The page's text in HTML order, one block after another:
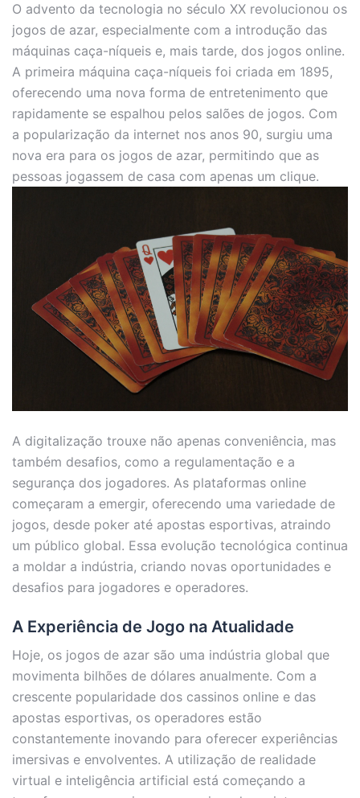
O advento da tecnologia no século XX revolucionou os
jogos de azar, especialmente com a introdução das
máquinas caça-níqueis e, mais tarde, dos jogos online.
A primeira máquina caça-níqueis foi criada em 1895,
oferecendo uma nova forma de entretenimento que
rapidamente se espalhou pelos salões de jogos. Com
a popularização da internet nos anos 90, surgiu uma
nova era para os jogos de azar, permitindo que as
pessoas jogassem de casa com apenas um clique.
A digitalização trouxe não apenas conveniência, mas
também desafios, como a regulamentação e a
segurança dos jogadores. As plataformas online
começaram a emergir, oferecendo uma variedade de
jogos, desde poker até apostas esportivas, atraindo
um público global. Essa evolução tecnológica continua
a moldar a indústria, criando novas oportunidades e
desafios para jogadores e operadores.
A Experiência de Jogo na Atualidade
Hoje, os jogos de azar são uma indústria global que
movimenta bilhões de dólares anualmente. Com a
crescente popularidade dos cassinos online e das
apostas esportivas, os operadores estão
constantemente inovando para oferecer experiências
imersivas e envolventes. A utilização de realidade
virtual e inteligência artificial está começando a